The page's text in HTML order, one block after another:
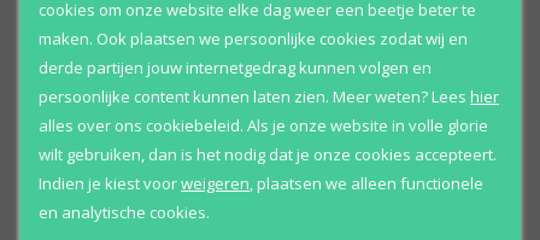
Elizabeth Arden
cookies om onze website elke dag weer een beetje beter te
maken. Ook plaatsen we persoonlijke cookies zodat wij en
derde partijen jouw internetgedrag kunnen volgen en
persoonlijke content kunnen laten zien. Meer weten?Lees hier
alles over ons cookiebeleid. Als je onze website in volle glorie
wilt gebruiken, dan is het nodig dat je onze cookies accepteert.
Indien je kiest voorweigeren plaatsen we alleen functionele
en analytische cookies.